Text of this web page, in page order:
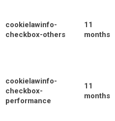
cookielawinfo-
checkbox-others
11
months
cookielawinfo-
checkbox-
performance
11
months